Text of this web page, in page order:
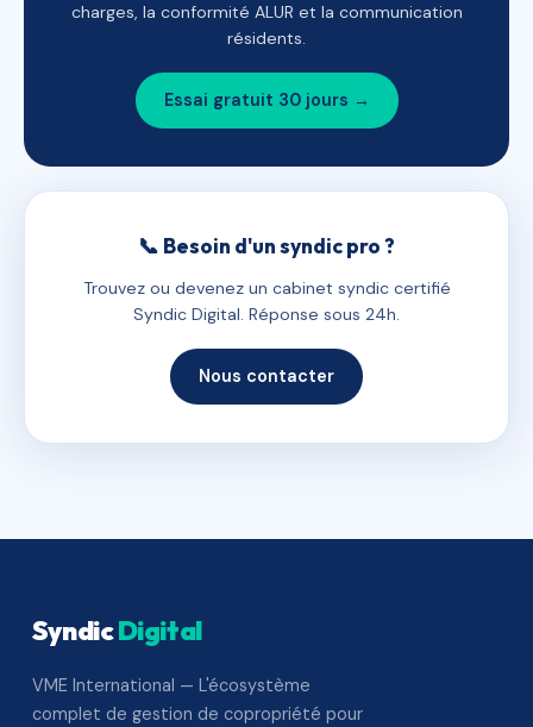
charges, la conformité ALUR et la communication
résidents.
Essai gratuit 30 jours →
📞 Besoin d'un syndic pro ?
Trouvez ou devenez un cabinet syndic certifié
Syndic Digital. Réponse sous 24h.
Nous contacter
SyndicDigital
VME International — L'écosystème
complet de gestion de copropriété pour